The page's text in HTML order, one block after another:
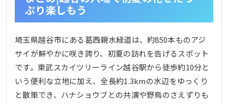
ぷり楽しもう
埼玉県越谷市にある葛西親水緑道は、約850本ものアジ
サイが鮮やかに咲き誇り、初夏の訪れを告げるスポット
です。東武スカイツリーライン越谷駅から徒歩約10分と
いう便利な立地に加え、全長約1.3kmの水辺をゆっくり
と散策でき、ハナショウブとの共演や野鳥のさえずりも